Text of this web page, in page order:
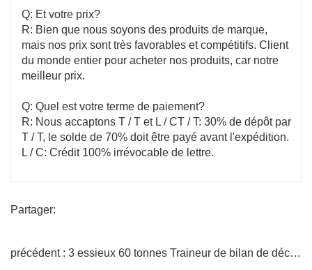
Q: Et votre prix?
R: Bien que nous soyons des produits de marque,
mais nos prix sont très favorables et compétitifs. Client
du monde entier pour acheter nos produits, car notre
meilleur prix.
Q: Quel est votre terme de paiement?
R: Nous accaptons T / T et L / CT / T: 30% de dépôt par
T / T, le solde de 70% doit être payé avant l'expédition.
L / C: Crédit 100% irrévocable de lettre.
Partager:
précédent : 3 essieux 60 tonnes Traineur de bilan de décharge